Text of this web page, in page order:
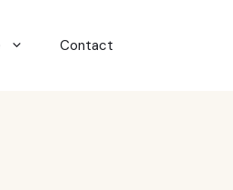
Contact